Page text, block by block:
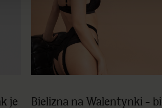
je
Bielizna na Walentynki -